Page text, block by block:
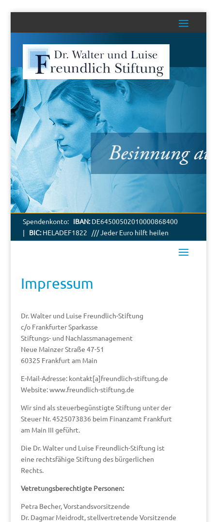
Spendenkonto: IBAN:DE64500502010000868400
| BIC:HELADEF1822 /// Jeder Euro hilft heilen
Impressum
Dr. Walter und Luise Freundlich-Stiftung
c/o Frankfurter Sparkasse
Stiftungs- und Nachlassmanagement
Neue Mainzer Straße 47-51
60325 Frankfurt am Main
E-Mail-Adresse: kontakt[a]freundlich-stiftung.de
Website: www.freundlich-stiftung.de
Wir sind als steuerbegünstigte Stiftung unter der
Steuer Nr. 4525073836 beim Finanzamt Frankfurt
am Main III geführt.
Die Dr. Walter und Luise Freundlich-Stiftung ist
eine rechtsfähige Stiftung des bürgerlichen
Rechts.
Vetretungsberechtigte Personen:
Petra Becher, Vorstandsvorsitzende
Dr. Dagmar Meidrodt, stellvertretende Vorsitzende